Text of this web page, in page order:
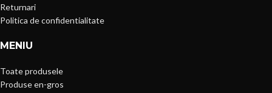
Returnari
Politica de confidentialitate
MENIU
Toate produsele
Produse en-gros